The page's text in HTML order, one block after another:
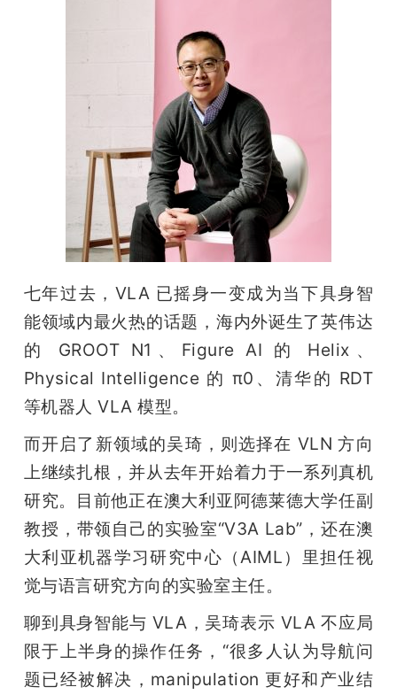
七年过去，VLA 已摇身一变成为当下具身智
能领域内最火热的话题，海内外诞生了英伟达
的 GROOT N1、Figure AI 的 Helix、
Physical Intelligence 的 π0、清华的 RDT
等机器人 VLA 模型。
而开启了新领域的吴琦，则选择在 VLN 方向
上继续扎根，并从去年开始着力于一系列真机
研究。目前他正在澳大利亚阿德莱德大学任副
教授，带领自己的实验室“V3A Lab”，还在澳
大利亚机器学习研究中心（AIML）里担任视
觉与语言研究方向的实验室主任。
聊到具身智能与 VLA，吴琦表示 VLA 不应局
限于上半身的操作任务，“很多人认为导航问
题已经被解决，manipulation 更好和产业结